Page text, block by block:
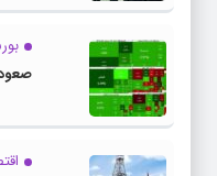
صعود ۶۰ هزار واحدی شاخص